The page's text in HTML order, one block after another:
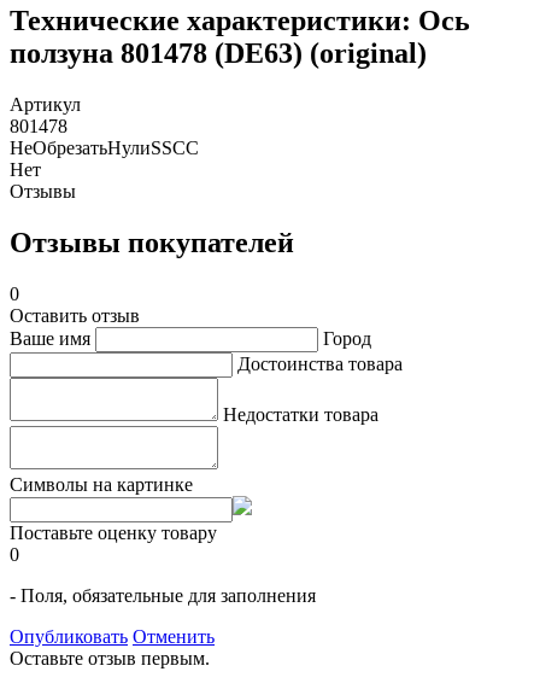
Технические характеристики: Ось
ползуна 801478 (DE63) (original)
Артикул
801478
НеОбрезатьНулиSSCC
Нет
Отзывы
Отзывы покупателей
0
Оставить отзыв
Ваше имя
Город
Достоинства товара
Недостатки товара
Символы на картинке
Поставьте оценку товару
0
- Поля, обязательные для заполнения
Опубликовать Отменить
Оставьте отзыв первым.